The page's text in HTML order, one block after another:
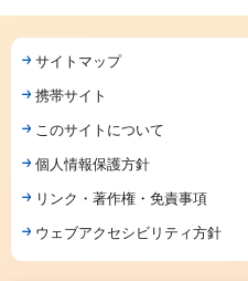
サイトマップ
携帯サイト
このサイトについて
個人情報保護方針
リンク・著作権・免責事項
ウェブアクセシビリティ方針